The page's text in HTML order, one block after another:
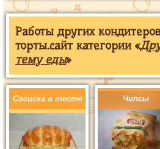
Работы других
торты.сайт категории «
тему еды»
Сосиска в тесте Чипсы